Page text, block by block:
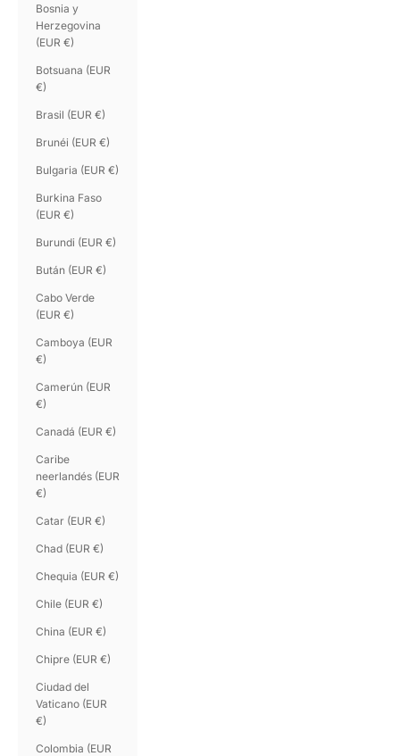
Bosnia y
Herzegovina
(EUR €)
Botsuana (EUR
€)
Brasil (EUR €)
Brunéi (EUR €)
Bulgaria (EUR €)
Burkina Faso
(EUR €)
Burundi (EUR €)
Bután (EUR €)
Cabo Verde
(EUR €)
Camboya (EUR
€)
Camerún (EUR
€)
Canadá (EUR €)
Caribe
neerlandés (EUR
€)
Catar (EUR €)
Chad (EUR €)
Chequia (EUR €)
Chile (EUR €)
China (EUR €)
Chipre (EUR €)
Ciudad del
Vaticano (EUR
€)
Colombia (EUR